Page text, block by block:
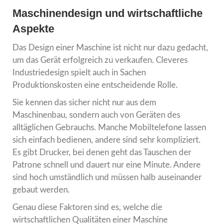
Maschinendesign und wirtschaftliche
Aspekte
Das Design einer Maschine ist nicht nur dazu gedacht,
um das Gerät erfolgreich zu verkaufen. Cleveres
Industriedesign spielt auch in Sachen
Produktionskosten eine entscheidende Rolle.
Sie kennen das sicher nicht nur aus dem
Maschinenbau, sondern auch von Geräten des
alltäglichen Gebrauchs. Manche Mobiltelefone lassen
sich einfach bedienen, andere sind sehr kompliziert.
Es gibt Drucker, bei denen geht das Tauschen der
Patrone schnell und dauert nur eine Minute. Andere
sind hoch umständlich und müssen halb auseinander
gebaut werden.
Genau diese Faktoren sind es, welche die
wirtschaftlichen Qualitäten einer Maschine